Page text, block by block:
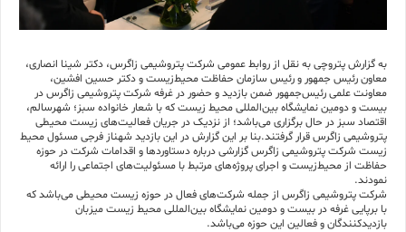
به گزارش پتروچی به نقل از روابط عمومی شرکت پتروشیمی زاگرس، دکتر شینا انصاری،
معاون رئیس جمهور و رئیس سازمان حفاظت محیط‌زیست و دکتر حسین افشین،
معاونت علمی رئیس‌جمهور ضمن بازدید و حضور در غرفه شرکت پتروشیمی زاگرس در
بیست و دومین نمایشگاه بین‌المللی محیط زیست که با شعار خانواده سبز؛ شهرسالم،
اقتصاد سبز در حال برگزاری می‌باشد؛ از نزدیک در جریان فعالیت‌های زیست محیطی
پتروشیمی زاگرس قرار گرفتند.بنا بر این گزارش در این بازدید شهناز فرجی مسئول محیط
زیست شرکت پتروشیمی زاگرس گزارشی درباره دستاوردها و اقدامات شرکت در حوزه
حفاظت از محیط‌زیست و اجرای پروژه‌های مرتبط با مسئولیت‌های اجتماعی را ارائه
نمودند.
شرکت پتروشیمی زاگرس از جمله شرکت‌های فعال در حوزه زیست محیطی می‌باشد که
با برپایی غرفه در بیست و دومین نمایشگاه بین‌المللی محیط زیست میزبان
بازدیدکنندگان و فعالین این حوزه می‌باشد.